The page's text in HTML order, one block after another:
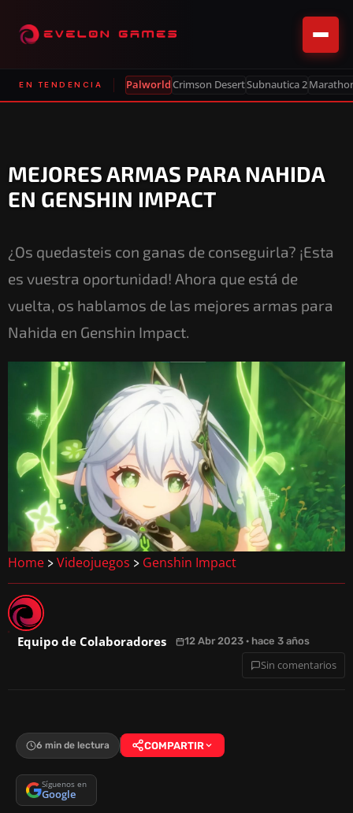
EN TENDENCIA PalworldCrimson DesertSubnautica 2
MEJORES ARMAS PARA NAHIDA
EN GENSHIN IMPACT
¿Os quedasteis con ganas de conseguirla? ¡Esta
es vuestra oportunidad! Ahora que está de
vuelta, os hablamos de las mejores armas para
Nahida en Genshin Impact.
Home > Videojuegos > Genshin Impact
Equipo de Colaboradores 12 Abr 2023 · hace 3 años
Sin comentarios
6 min de lectura COMPARTIR
Síguenos en
Google